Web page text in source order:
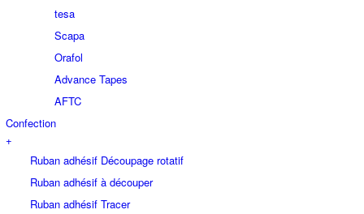
tesa
Scapa
Orafol
Advance Tapes
AFTC
Confection
+
Ruban adhésif Découpage rotatif
Ruban adhésif à découper
Ruban adhésif Tracer